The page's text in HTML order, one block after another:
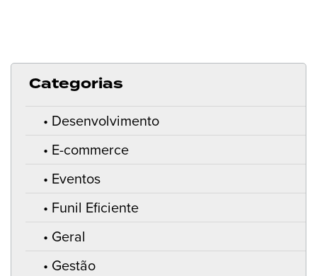
Categorias
Desenvolvimento
E-commerce
Eventos
Funil Eficiente
Geral
Gestão